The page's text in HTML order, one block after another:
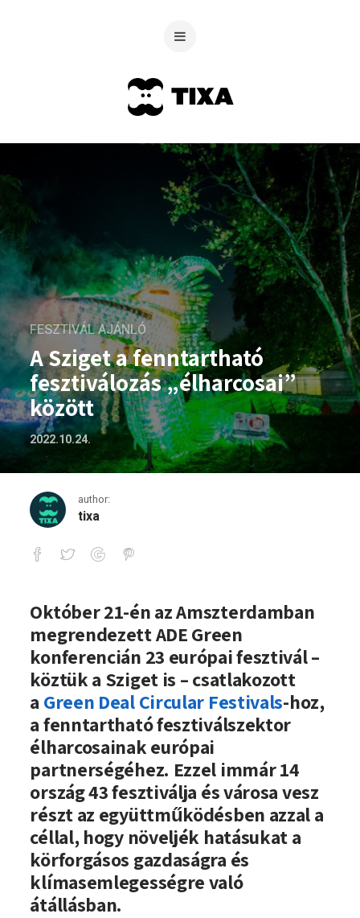
FESZTIVÁL AJÁNLÓ
A Sziget a fenntartható
fesztiválozás „élharcosai”
között
2022.10.24.
author:
tixa
A Sziget a fenntartható fesztiválozás
Október 21-én az Amszterdamban
megrendezett ADE Green
konferencián 23 európai fesztivál –
köztük a Sziget is – csatlakozott
a Green Deal Circular Festivals-hoz,
a fenntartható fesztiválszektor
élharcosainak európai
partnerségéhez. Ezzel immár 14
ország 43 fesztiválja és városa vesz
részt az együttműködésben azzal a
céllal, hogy növeljék hatásukat a
körforgásos gazdaságra és
klímasemlegességre való
átállásban.